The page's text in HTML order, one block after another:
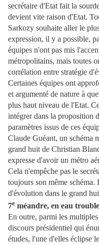
secrétaire d'Etat fait la
devient vite raison d'Etat.
Sarkozy souhaite aller le
expression, il y a possible,
équipes n'ont pas mis
métropolitains, mais toutes
corrélation entre stratégie
Certaines équipes ont
et argumenté de nature à
plus haut niveau de l'Etat.
intégrer dans la proposition
paramètres issus de ces
Claude Guéant, un schéma
grand huit de Christian
expresse d'avoir un métro
Cela n'empêche pas le
toujours son même schéma.
d'évolution dans le grand
7e méandre, en eau trouble
En outre, parmi les
discours présidentiel qui
études, l'une d'elles éclipse